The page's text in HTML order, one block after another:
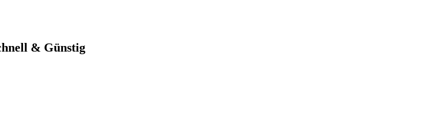
& Günstig